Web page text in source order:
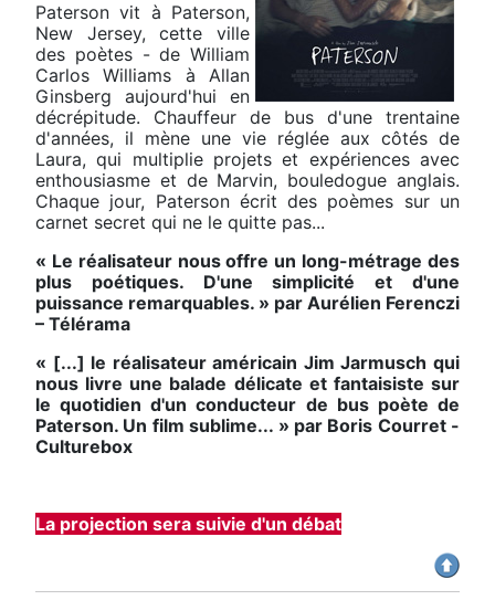
Paterson vit à Paterson,
New Jersey, cette ville
des poètes - de William
Carlos Williams à Allan
Ginsberg aujourd'hui en
décrépitude. Chauffeur de bus d'une trentaine
d'années, il mène une vie réglée aux côtés de
Laura, qui multiplie projets et expériences avec
enthousiasme et de Marvin, bouledogue anglais.
Chaque jour, Paterson écrit des poèmes sur un
carnet secret qui ne le quitte pas...
« Le réalisateur nous offre un long-métrage des
plus poétiques. D'une simplicité et d'une
puissance remarquables. » par Aurélien Ferenczi
– Télérama
« [...] le réalisateur américain Jim Jarmusch qui
nous livre une balade délicate et fantaisiste sur
le quotidien d'un conducteur de bus poète de
Paterson. Un film sublime... » par Boris Courret -
Culturebox
La projection sera suivie d'un débat